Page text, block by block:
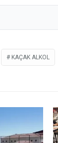
KAÇAK ALKOL